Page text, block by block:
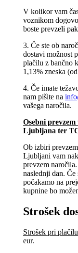
V kolikor vam
voznikom
boste prevzeli
3. Če ste ob
dostavi možnost
plačilu z bančno
1,13% zneska
4. Če imate
nam pišite na
vašega naročila.
Osebni
Ljubljana​ ter
Ob izbiri
Ljubljani vam
prevzem
naslednji dan.
počakamo na
kupnine bo
Strošek
Strošek pri
eur.